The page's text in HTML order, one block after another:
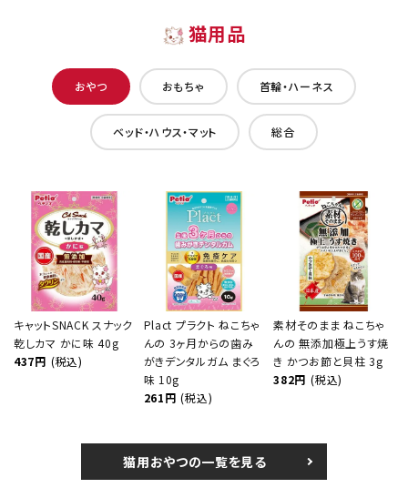
猫用品
おやつ おもちゃ 首輪・ハーネス
ベッド・ハウス・マット 総合
キャットSNACK スナック
乾しカマ かに味 40g
437円 (税込)
Plact プラクト ねこちゃ
んの 3ヶ月からの歯み
がきデンタルガム まぐろ
味 10g
261円 (税込)
素材そのまま ねこちゃ
んの 無添加極上うす焼
き かつお節と貝柱 3g
382円 (税込)
猫用おやつの一覧を見る